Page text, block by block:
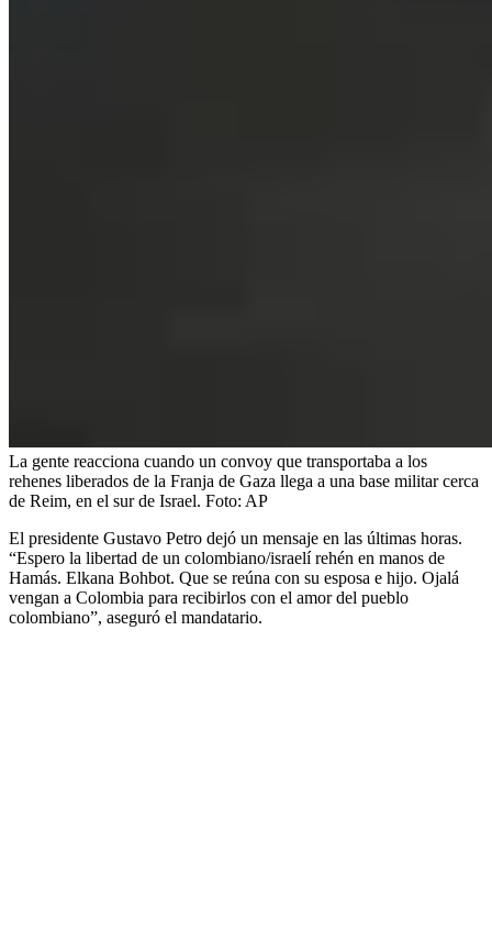
La gente reacciona cuando un convoy que transportaba a los
rehenes liberados de la Franja de Gaza llega a una base militar cerca
de Reim, en el sur de Israel. Foto: AP
El presidente Gustavo Petro dejó un mensaje en las últimas horas.
“Espero la libertad de un colombiano/israelí rehén en manos de
Hamás. Elkana Bohbot. Que se reúna con su esposa e hijo. Ojalá
vengan a Colombia para recibirlos con el amor del pueblo
colombiano”, aseguró el mandatario.